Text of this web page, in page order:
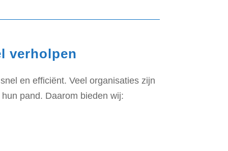
verholpen
en efficiënt. Veel organisaties zijn
pand. Daarom bieden wij: